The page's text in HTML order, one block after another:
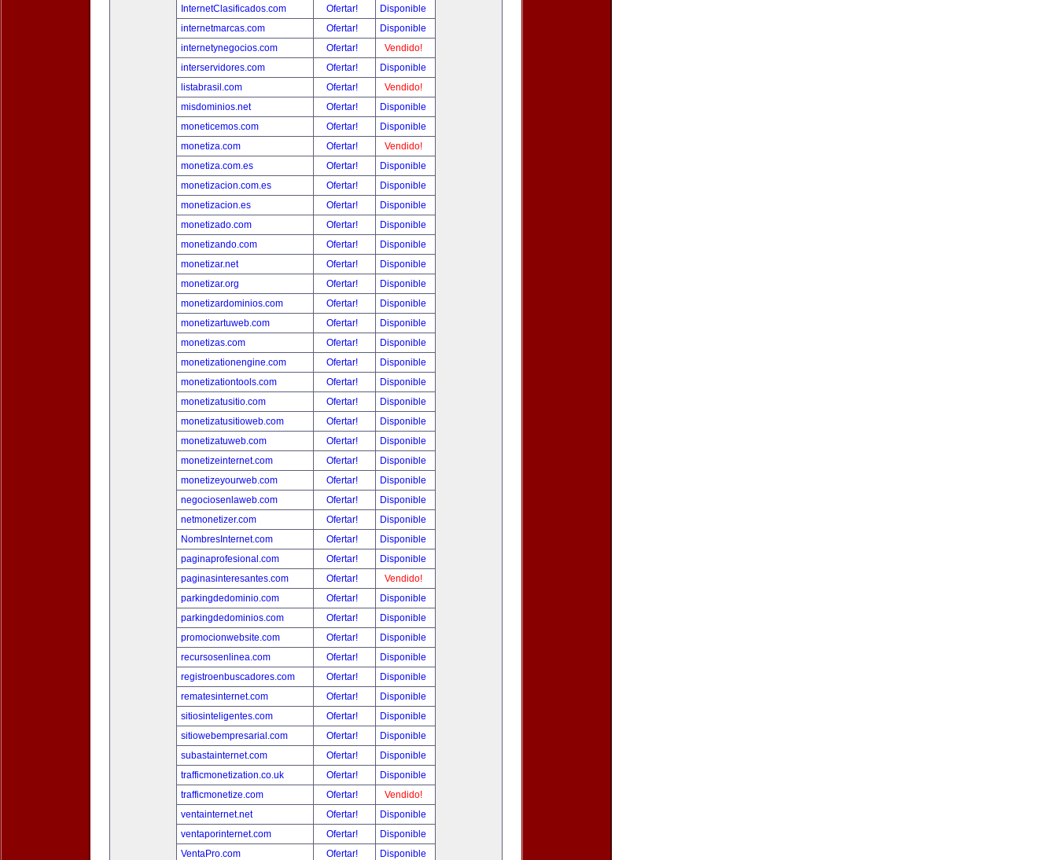
InternetClasificados.com
Ofertar!
Disponible
internetmarcas.com
Ofertar!
Disponible
internetynegocios.com
Ofertar!
Vendido!
interservidores.com
Ofertar!
Disponible
listabrasil.com
Ofertar!
Vendido!
misdominios.net
Ofertar!
Disponible
moneticemos.com
Ofertar!
Disponible
monetiza.com
Ofertar!
Vendido!
monetiza.com.es
Ofertar!
Disponible
monetizacion.com.es
Ofertar!
Disponible
monetizacion.es
Ofertar!
Disponible
monetizado.com
Ofertar!
Disponible
monetizando.com
Ofertar!
Disponible
monetizar.net
Ofertar!
Disponible
monetizar.org
Ofertar!
Disponible
monetizardominios.com
Ofertar!
Disponible
monetizartuweb.com
Ofertar!
Disponible
monetizas.com
Ofertar!
Disponible
monetizationengine.com
Ofertar!
Disponible
monetizationtools.com
Ofertar!
Disponible
monetizatusitio.com
Ofertar!
Disponible
monetizatusitioweb.com
Ofertar!
Disponible
monetizatuweb.com
Ofertar!
Disponible
monetizeinternet.com
Ofertar!
Disponible
monetizeyourweb.com
Ofertar!
Disponible
negociosenlaweb.com
Ofertar!
Disponible
netmonetizer.com
Ofertar!
Disponible
NombresInternet.com
Ofertar!
Disponible
paginaprofesional.com
Ofertar!
Disponible
paginasinteresantes.com
Ofertar!
Vendido!
parkingdedominio.com
Ofertar!
Disponible
parkingdedominios.com
Ofertar!
Disponible
promocionwebsite.com
Ofertar!
Disponible
recursosenlinea.com
Ofertar!
Disponible
registroenbuscadores.com
Ofertar!
Disponible
rematesinternet.com
Ofertar!
Disponible
sitiosinteligentes.com
Ofertar!
Disponible
sitiowebempresarial.com
Ofertar!
Disponible
subastainternet.com
Ofertar!
Disponible
trafficmonetization.co.uk
Ofertar!
Disponible
trafficmonetize.com
Ofertar!
Vendido!
ventainternet.net
Ofertar!
Disponible
ventaporinternet.com
Ofertar!
Disponible
VentaPro.com
Ofertar!
Disponible